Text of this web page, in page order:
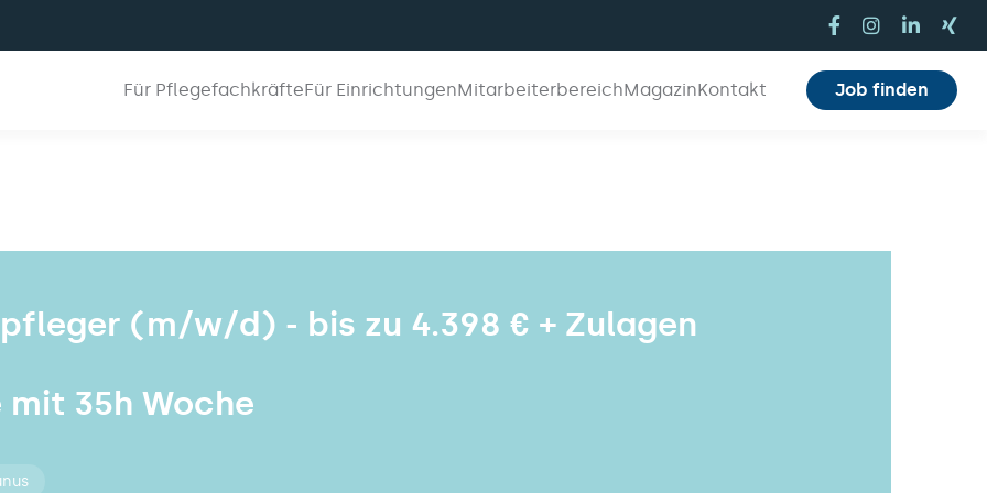
Für PflegefachkräfteFür EinrichtungenMitarbeiterbereichMagazinKontakt Job finden
(m/w/d) - bis zu 4.398 € + Zulagen
35h Woche